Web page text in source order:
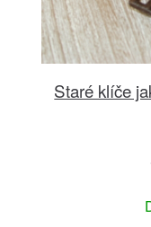
Staré klíče